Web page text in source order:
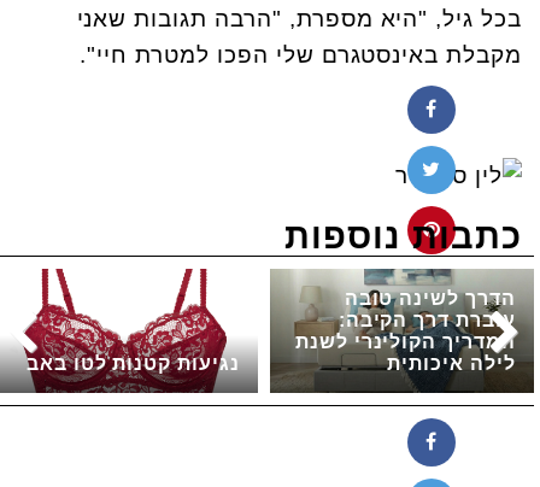
בכל גיל, "היא מספרת, "הרבה תגובות שאני
מקבלת באינסטגרם שלי הפכו למטרת חיי".
כתבות נוספות
נגיעות קטנות לטו באב
הדרך לשינה טובה
עוברת דרך הקיבה:
המדריך הקולינרי לשנת
לילה איכותית